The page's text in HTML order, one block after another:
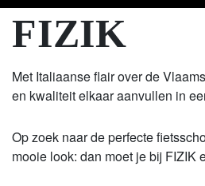
FIZIK
Met Italiaanse flair over de
en kwaliteit elkaar aanvullen in
Op zoek naar de perfecte
mooie look: dan moet je bij FIZIK